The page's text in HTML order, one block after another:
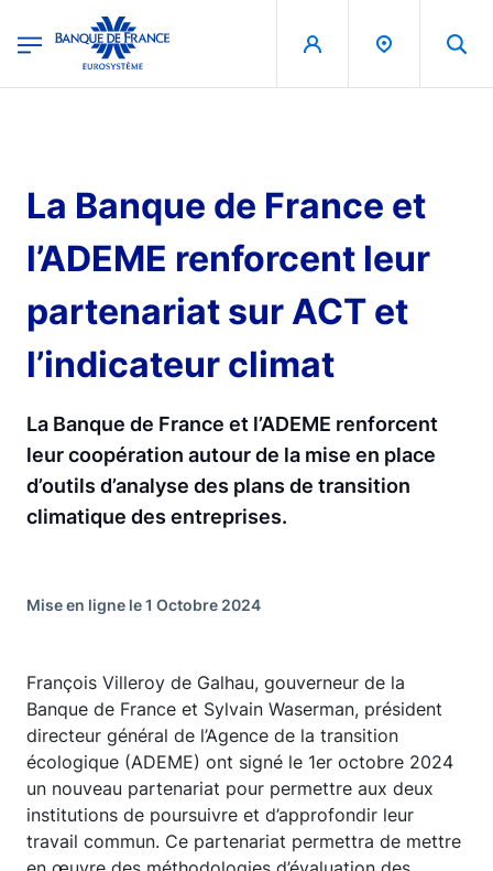
Banque de France - Menu Principal
La Banque de France et
l’ADEME renforcent leur
partenariat sur ACT et
l’indicateur climat
La Banque de France et l’ADEME renforcent
leur coopération autour de la mise en place
d’outils d’analyse des plans de transition
climatique des entreprises.
Mise en ligne le 1 Octobre 2024
François Villeroy de Galhau, gouverneur de la
Banque de France et Sylvain Waserman, président
directeur général de l’Agence de la transition
écologique (ADEME) ont signé le 1er octobre 2024
un nouveau partenariat pour permettre aux deux
institutions de poursuivre et d’approfondir leur
travail commun. Ce partenariat permettra de mettre